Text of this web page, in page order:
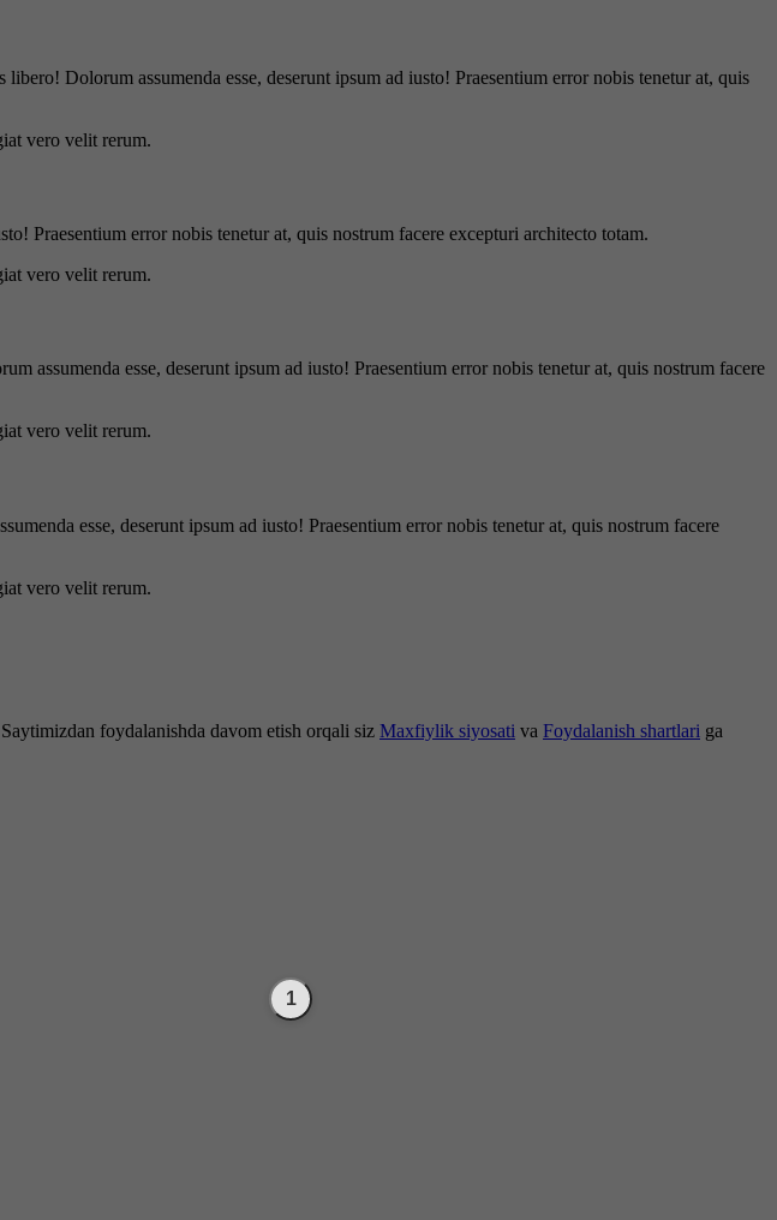
Dolorum assumenda esse, deserunt ipsum ad iusto! Praesentium error nobis tenetur at, quis
vero velit rerum.
Praesentium error nobis tenetur at, quis nostrum facere excepturi architecto totam.
vero velit rerum.
assumenda esse, deserunt ipsum ad iusto! Praesentium error nobis tenetur at, quis nostrum facere
vero velit rerum.
esse, deserunt ipsum ad iusto! Praesentium error nobis tenetur at, quis nostrum facere
vero velit rerum.
foydalanishda davom etish orqali siz Maxfiylik siyosati va Foydalanish shartlari ga